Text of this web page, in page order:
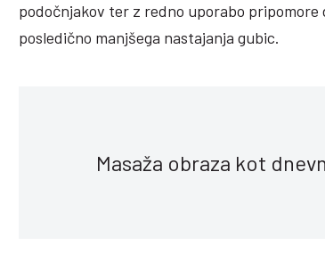
podočnjakov ter z redno uporabo
posledično manjšega nastajanja gubic.
Masaža obraza kot